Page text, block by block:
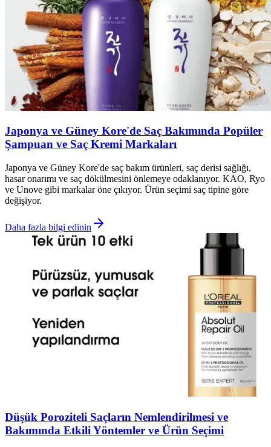
Japonya ve Güney Kore'de Saç Bakımında Popüler
Şampuan ve Saç Kremi Markaları
Japonya ve Güney Kore'de saç bakım ürünleri, saç derisi sağlığı,
hasar onarımı ve saç dökülmesini önlemeye odaklanıyor. KAO, Ryo
ve Unove gibi markalar öne çıkıyor. Ürün seçimi saç tipine göre
değişiyor.
Daha fazla bilgi edinin
Düşük Poroziteli Saçların Nemlendirilmesi ve
Bakımında Etkili Yöntemler ve Ürün Seçimi